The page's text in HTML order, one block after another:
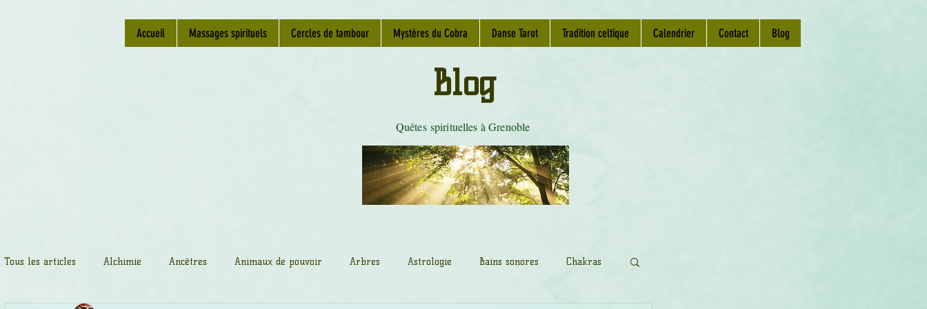
Accueil Massages spirituels Cercles de tambour Mystères du Cobra Danse Tarot Tradition celtique Calendrier Contact Blog
Quêtes spirituelles à Grenoble
Blog
Tous les articles Alchimie Ancêtres Animaux de pouvoir Arbres Astrologie Bains sonores Chakras